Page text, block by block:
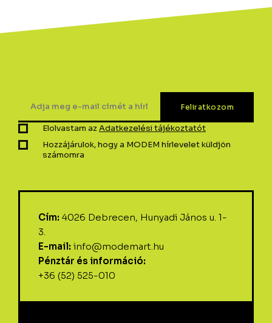
Elolvastam azAdatkezelési tájékoztatót
Hozzájárulok, hogy a MODEM hírlevelet küldjön
számomra
Cím: 4026 Debrecen, Hunyadi János u. 1-
3.
E-mail: info@modemart.hu
Pénztár és információ:
+36 (52) 525-010